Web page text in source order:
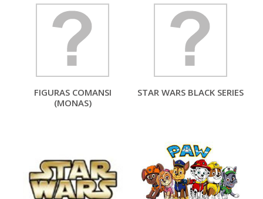
FIGURAS COMANSI
(MONAS)
STAR WARS BLACK SERIES